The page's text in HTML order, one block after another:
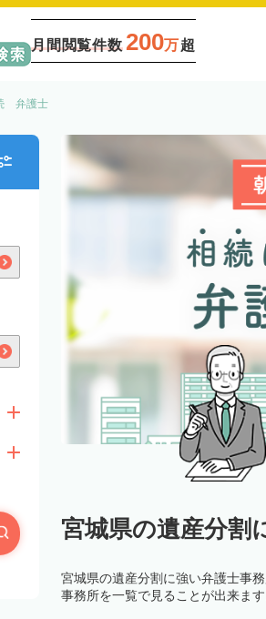
月間閲覧件数 200万超
弁護士
宮城県の遺産分割
宮城県の遺産分割に強い弁護士事
事務所を一覧で見ることが出来ま